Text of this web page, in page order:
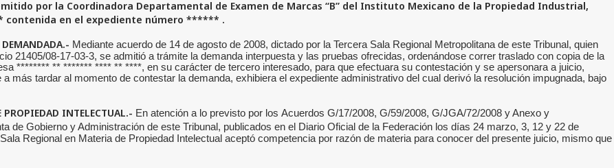
por la Coordinadora Departamental de Examen de Marcas “B” del Instituto Mexicano de la Propiedad Industrial,
contenida en el expediente número ****** .
Mediante acuerdo de 14 de agosto de 2008, dictado por la Tercera Sala Regional Metropolitana de este Tribunal, quien
21405/08-17-03-3, se admitió a trámite la demanda interpuesta y las pruebas ofrecidas, ordenándose correr traslado con copia de la
******** ** ******* **** ** ****, en su carácter de tercero interesado, para que efectuara su contestación y se apersonara a juicio,
más tardar al momento de contestar la demanda, exhibiera el expediente administrativo del cual derivó la resolución impugnada, bajo
INTELECTUAL.- En atención a lo previsto por los Acuerdos G/17/2008, G/59/2008, G/JGA/72/2008 y Anexo y
de Gobierno y Administración de este Tribunal, publicados en el Diario Oficial de la Federación los días 24 marzo, 3, 12 y 22 de
Regional en Materia de Propiedad Intelectual aceptó competencia por razón de materia para conocer del presente juicio, mismo que